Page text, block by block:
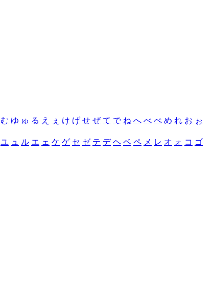
む ゆ ゅ る え ぇ け げ せ ぜ て で ね へ べ ぺ め れ お ぉ
ユ ュ ル エ ェ ケ ゲ セ ゼ テ デ ヘ ベ ペ メ レ オ ォ コ ゴ